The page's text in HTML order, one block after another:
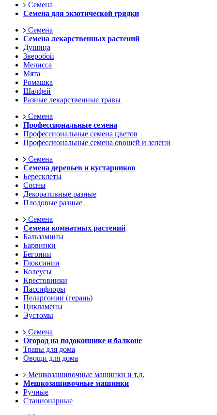
Семена
Семена для экзотической грядки
Семена
Семена лекарственных растений
Душица
Зверобой
Мелисса
Мята
Ромашка
Шалфей
Разные лекарственные травы
Семена
Профессиональные семена
Профессиональные семена цветов
Профессиональные семена овощей и зелени
Семена
Семена деревьев и кустарников
Бересклеты
Сосны
Декоративные разные
Плодовые разные
Семена
Семена комнатных растений
Бальзамины
Барвинки
Бегонии
Глоксинии
Колеусы
Крестовники
Пассифлоры
Пеларгонии (герань)
Цикламены
Эустомы
Семена
Огород на подоконнике и балконе
Травы для дома
Овощи для дома
Мешкозашивочные машинки и т.д.
Мешкозашивочные машинки
Ручные
Стационарные